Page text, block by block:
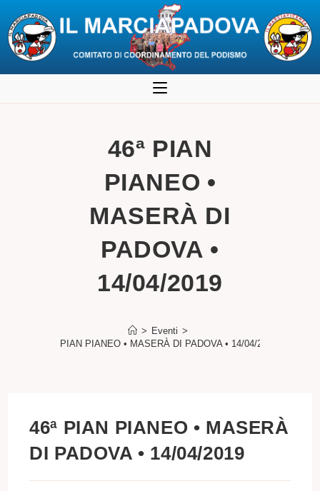
al
46ª PIAN
PIANEO •
MASERÀ DI
PADOVA •
14/04/2019
> Eventi >
46ª PIAN PIANEO • MASERÀ DI PADOVA • 14/04/2019
46ª PIAN PIANEO • MASERÀ
DI PADOVA • 14/04/2019